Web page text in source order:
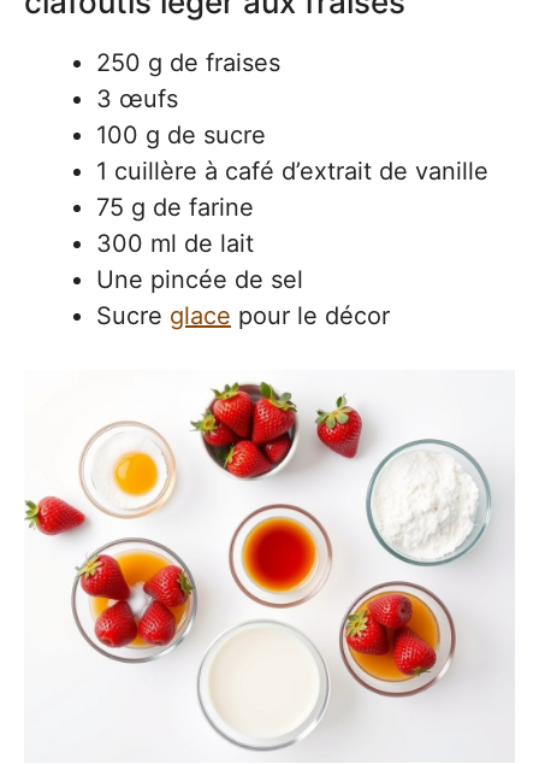
250 g de fraises
3 œufs
100 g de sucre
1 cuillère à café d’extrait de vanille
75 g de farine
300 ml de lait
Une pincée de sel
Sucre glace pour le décor